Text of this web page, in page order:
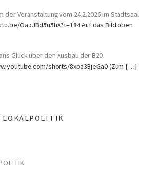
der Veranstaltung vom 24.2.2026 im Stadtsaal
OaoJBd5u5hA?t=184 Auf das Bild oben
Glück über den Ausbau der B20
shorts/8xpa3BjeGa0 (Zum […]
LOKALPOLITIK